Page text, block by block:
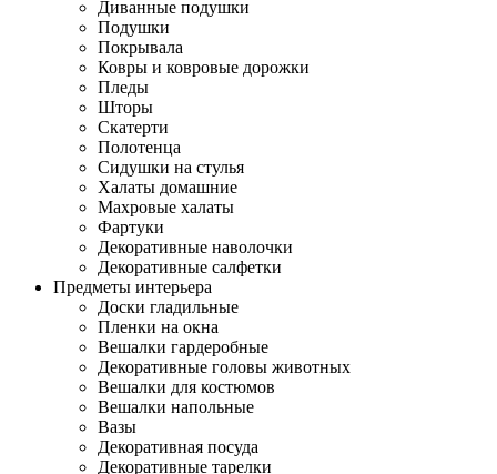
Диванные подушки
Подушки
Покрывала
Ковры и ковровые дорожки
Пледы
Шторы
Скатерти
Полотенца
Сидушки на стулья
Халаты домашние
Махровые халаты
Фартуки
Декоративные наволочки
Декоративные салфетки
Предметы интерьера
Доски гладильные
Пленки на окна
Вешалки гардеробные
Декоративные головы животных
Вешалки для костюмов
Вешалки напольные
Вазы
Декоративная посуда
Декоративные тарелки